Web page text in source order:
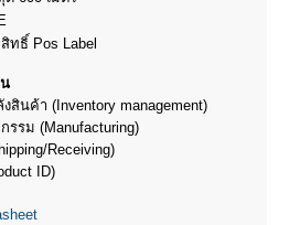
ทธิ์ Pos Label
สินค้า (Inventory management)
รรม (Manufacturing)
Receiving)
ID)